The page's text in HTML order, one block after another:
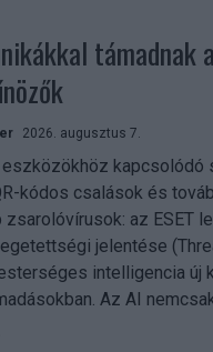
támadnak a
2026. augusztus 7.
eszközökhöz kapcsolódó
kódos csalások és
az ESET
jelentése
intelligencia új
Az AI